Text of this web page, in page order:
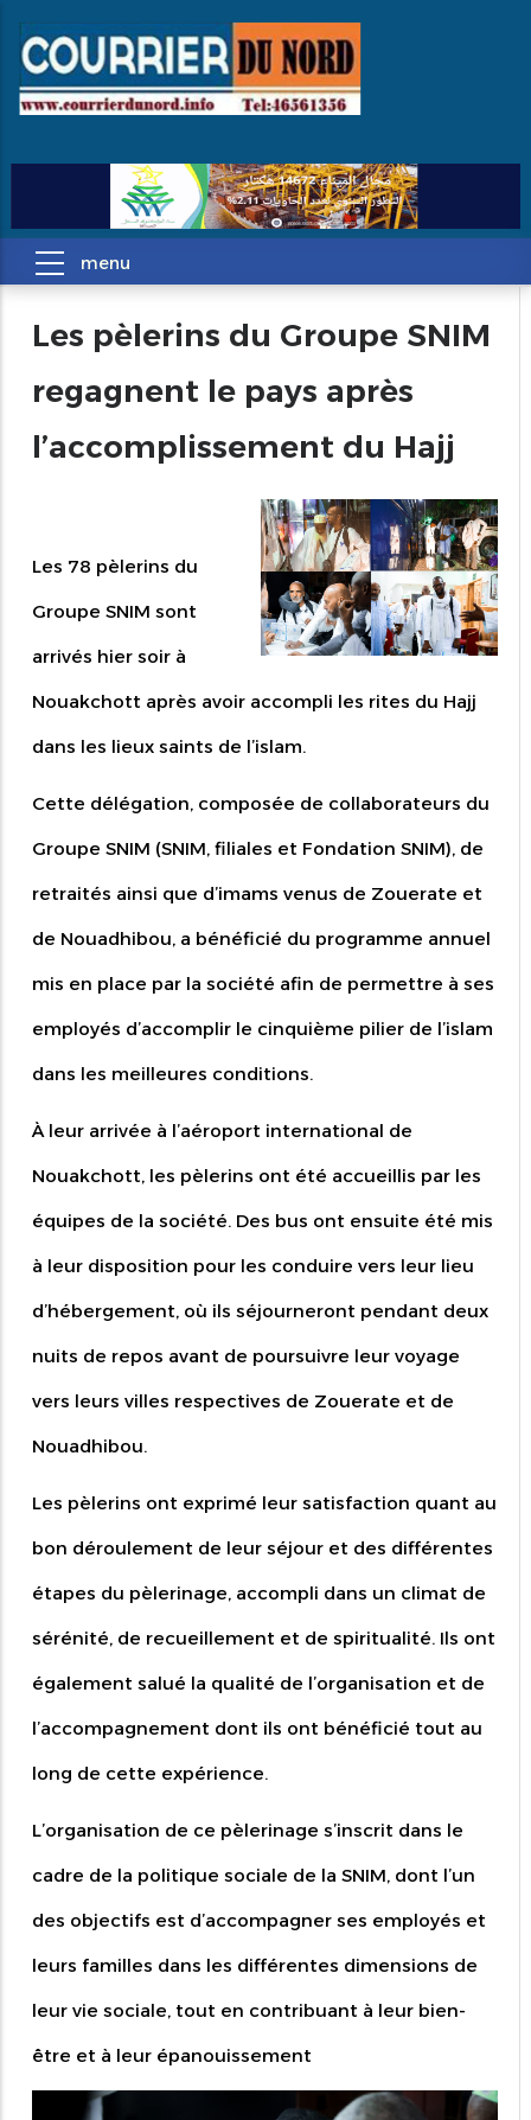
Les pèlerins du Groupe SNIM
regagnent le pays après
l’accomplissement du Hajj
Les 78 pèlerins du
Groupe SNIM sont
arrivés hier soir à
Nouakchott après avoir accompli les rites du Hajj
dans les lieux saints de l’islam.
Cette délégation, composée de collaborateurs du
Groupe SNIM (SNIM, filiales et Fondation SNIM), de
retraités ainsi que d’imams venus de Zouerate et
de Nouadhibou, a bénéficié du programme annuel
mis en place par la société afin de permettre à ses
employés d’accomplir le cinquième pilier de l’islam
dans les meilleures conditions.
À leur arrivée à l’aéroport international de
Nouakchott, les pèlerins ont été accueillis par les
équipes de la société. Des bus ont ensuite été mis
à leur disposition pour les conduire vers leur lieu
d’hébergement, où ils séjourneront pendant deux
nuits de repos avant de poursuivre leur voyage
vers leurs villes respectives de Zouerate et de
Nouadhibou.
Les pèlerins ont exprimé leur satisfaction quant au
bon déroulement de leur séjour et des différentes
étapes du pèlerinage, accompli dans un climat de
sérénité, de recueillement et de spiritualité. Ils ont
également salué la qualité de l’organisation et de
l’accompagnement dont ils ont bénéficié tout au
long de cette expérience.
L’organisation de ce pèlerinage s’inscrit dans le
cadre de la politique sociale de la SNIM, dont l’un
des objectifs est d’accompagner ses employés et
leurs familles dans les différentes dimensions de
leur vie sociale, tout en contribuant à leur bien-
être et à leur épanouissement